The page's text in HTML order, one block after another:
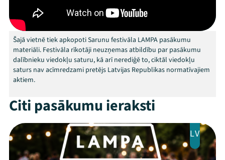
Jaunumi
Ziedo
Veikals
Šajā vietnē tiek apkopoti Sarunu festivāla LAMPA pasākumu
materiāli. Festivāla rīkotāji neuzņemas atbildību par pasākumu
dalībnieku viedokļu saturu, kā arī nerediģē to, ciktāl viedokļu
saturs nav acīmredzami pretējs Latvijas Republikas normatīvajiem
aktiem.
Citi pasākumu ieraksti
LV